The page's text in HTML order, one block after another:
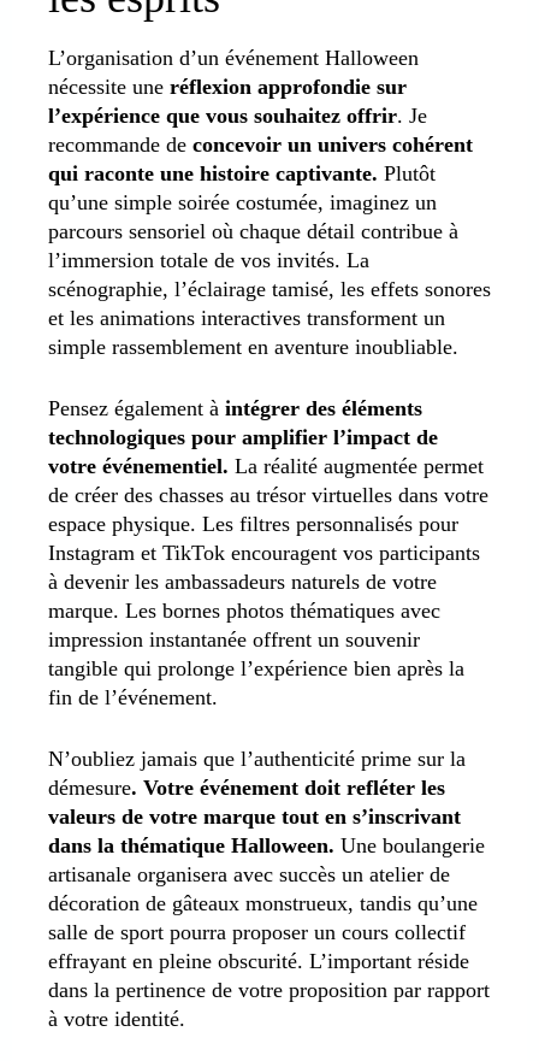
L’organisation d’un événement Halloween
nécessite une réflexion approfondie sur
l’expérience que vous souhaitez offrir. Je
recommande de concevoir un univers cohérent
qui raconte une histoire captivante. Plutôt
qu’une simple soirée costumée, imaginez un
parcours sensoriel où chaque détail contribue à
l’immersion totale de vos invités. La
scénographie, l’éclairage tamisé, les effets sonores
et les animations interactives transforment un
simple rassemblement en aventure inoubliable.
Pensez également à intégrer des éléments
technologiques pour amplifier l’impact de
votre événementiel. La réalité augmentée permet
de créer des chasses au trésor virtuelles dans votre
espace physique. Les filtres personnalisés pour
Instagram et TikTok encouragent vos participants
à devenir les ambassadeurs naturels de votre
marque. Les bornes photos thématiques avec
impression instantanée offrent un souvenir
tangible qui prolonge l’expérience bien après la
fin de l’événement.
N’oubliez jamais que l’authenticité prime sur la
démesure. Votre événement doit refléter les
valeurs de votre marque tout en s’inscrivant
dans la thématique Halloween. Une boulangerie
artisanale organisera avec succès un atelier de
décoration de gâteaux monstrueux, tandis qu’une
salle de sport pourra proposer un cours collectif
effrayant en pleine obscurité. L’important réside
dans la pertinence de votre proposition par rapport
à votre identité.